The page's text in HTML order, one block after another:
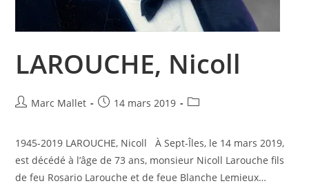
LAROUCHE, Nicoll
Auteur/autrice
publication :
Marc Mallet
Publication
14 mars 2019
Post
1945-2019 LAROUCHE, Nicoll À Sept-Îles, le 14 mars 2019,
est décédé à l’âge de 73 ans, monsieur Nicoll Larouche fils
de feu Rosario Larouche et de feue Blanche Lemieux…